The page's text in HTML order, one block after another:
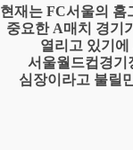
현재는 FC서울의 홈
중요한 A매치 경기
열리고 있기에
서울월드컵경기
심장이라고 불릴